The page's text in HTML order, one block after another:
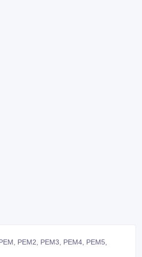
РЕМ, РЕМ2, РЕМ3, РЕМ4, РЕМ5,